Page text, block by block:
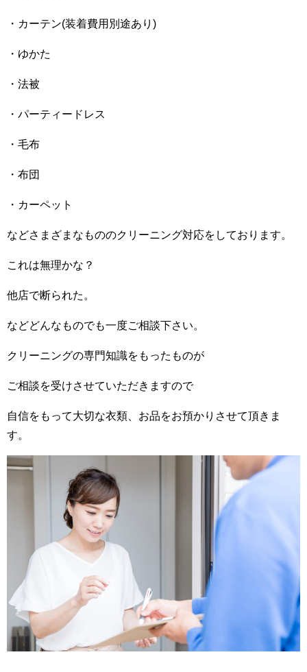
・カーテン(装着費用別途あり)
・ゆかた
・法被
・パーティードレス
・毛布
・布団
・カーペット
などさまざまなもののクリーニング対応をしております。
これは無理かな？
他店で断られた。
などどんなものでも一度ご相談下さい。
クリーニングの専門知識をもったものが
ご相談を受けさせていただきますので
自信をもって大切な衣類、お品をお預かりさせて頂きま
す。